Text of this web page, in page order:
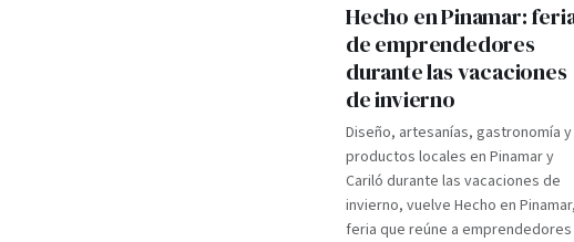
Hecho en Pinamar:
de emprendedores
durante las vacaciones
de invierno
Diseño, artesanías, gastronomía y
productos locales en Pinamar y
Cariló durante las vacaciones de
invierno, vuelve Hecho en
feria que reúne a